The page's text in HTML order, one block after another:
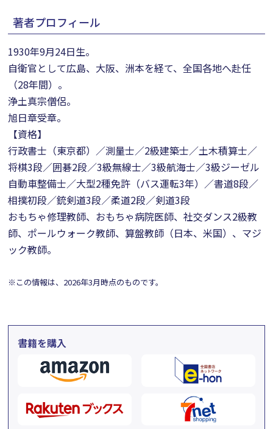
著者プロフィール
1930年9月24日生。
自衛官として広島、大阪、洲本を経て、全国各地へ赴任
（28年間）。
浄土真宗僧侶。
旭日章受章。
【資格】
行政書士（東京都）／測量士／2級建築士／土木積算士／
将棋3段／囲碁2段／3級無線士／3級航海士／3級ジーゼル
自動車整備士／大型2種免許（バス運転3年）／書道8段／
相撲初段／銃剣道3段／柔道2段／剣道3段
おもちゃ修理教師、おもちゃ病院医師、社交ダンス2級教
師、ポールウォーク教師、算盤教師（日本、米国）、マジ
ック教師。
※この情報は、2026年3月時点のものです。
書籍を購入